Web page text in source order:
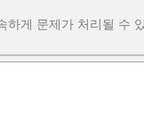
하게 문제가 처리될 수